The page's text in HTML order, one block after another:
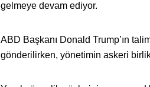
gelmeye devam ediyor.
ABD Başkanı Donald Trump’ın
gönderilirken, yönetimin askeri